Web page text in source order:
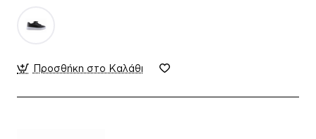
Προσθήκη στο Καλάθι